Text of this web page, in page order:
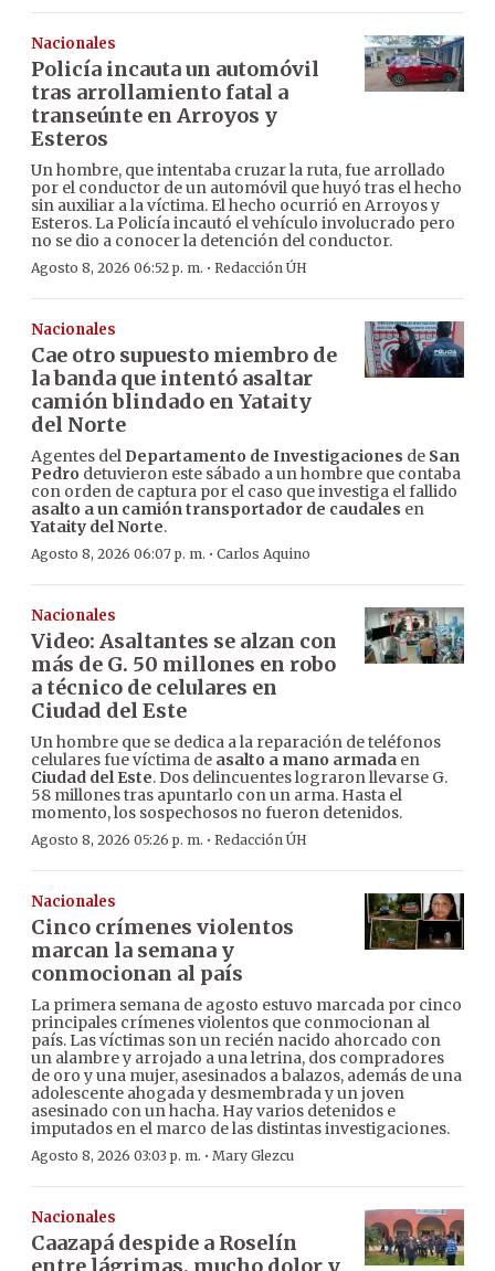
Nacionales
Policía incauta un automóvil
tras arrollamiento fatal a
transeúnte en Arroyos y
Esteros
Un hombre, que intentaba cruzar la ruta, fue arrollado
por el conductor de un automóvil que huyó tras el hecho
sin auxiliar a la víctima. El hecho ocurrió en Arroyos y
Esteros. La Policía incautó el vehículo involucrado pero
no se dio a conocer la detención del conductor.
Agosto 8, 2026 06:52 p. m. · Redacción ÚH
Nacionales
Cae otro supuesto miembro de
la banda que intentó asaltar
camión blindado en Yataity
del Norte
Agentes del Departamento de Investigaciones de San
Pedro detuvieron este sábado a un hombre que contaba
con orden de captura por el caso que investiga el fallido
asalto a un camión transportador de caudales en
Yataity del Norte.
Agosto 8, 2026 06:07 p. m. · Carlos Aquino
Nacionales
Video: Asaltantes se alzan con
más de G. 50 millones en robo
a técnico de celulares en
Ciudad del Este
Un hombre que se dedica a la reparación de teléfonos
celulares fue víctima de asalto a mano armada en
Ciudad del Este. Dos delincuentes lograron llevarse G.
58 millones tras apuntarlo con un arma. Hasta el
momento, los sospechosos no fueron detenidos.
Agosto 8, 2026 05:26 p. m. · Redacción ÚH
Nacionales
Cinco crímenes violentos
marcan la semana y
conmocionan al país
La primera semana de agosto estuvo marcada por cinco
principales crímenes violentos que conmocionan al
país. Las víctimas son un recién nacido ahorcado con
un alambre y arrojado a una letrina, dos compradores
de oro y una mujer, asesinados a balazos, además de una
adolescente ahogada y desmembrada y un joven
asesinado con un hacha. Hay varios detenidos e
imputados en el marco de las distintas investigaciones.
Agosto 8, 2026 03:03 p. m. · Mary Glezcu
Nacionales
Caazapá despide a Roselín